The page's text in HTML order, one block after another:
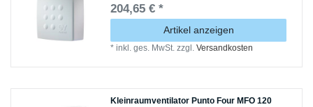
204,65 € *
Artikel anzeigen
*inkl. ges. MwSt. zzgl.Versandkosten
Kleinraumventilator Punto Four MFO 120